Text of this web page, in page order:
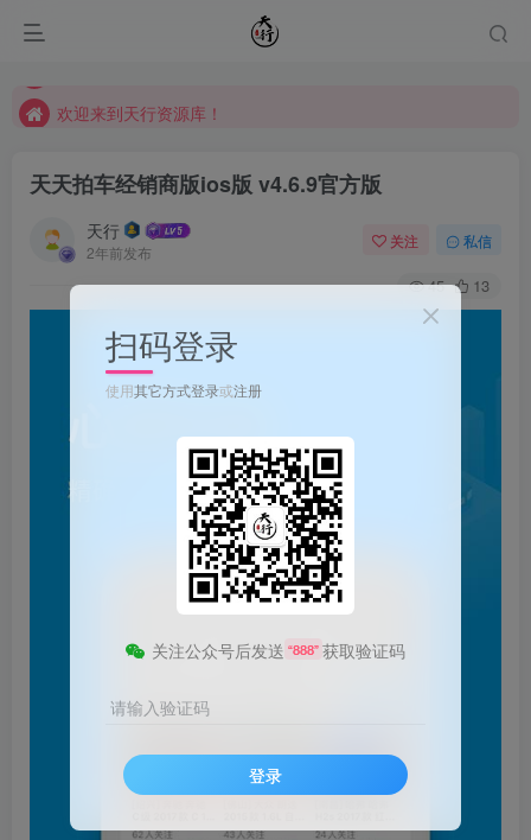
欢迎来到天行资源库！
天天拍车经销商版ios版 v4.6.9官方版
天行
2年前发布
关注 私信
45 13
扫码登录
使用其它方式登录或注册
关注公众号后发送 “888” 获取验证码
请输入验证码
登录